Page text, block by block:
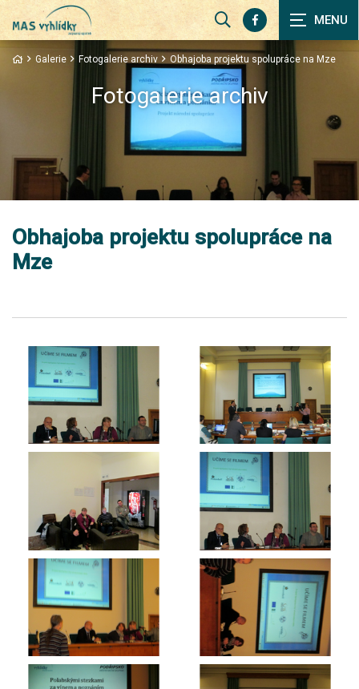
Zobrazit
vyhledávání
Galerie Fotogalerie archiv Obhajoba projektu spolupráce na Mze
Fotogalerie archiv
Obhajoba projektu spolupráce na
Mze